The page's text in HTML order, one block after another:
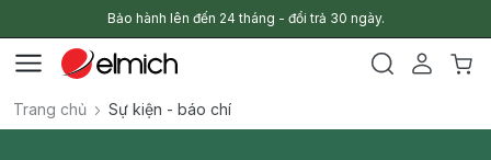
Bảo hành lên đến 24 tháng - đổi trả 30 ngày.
Trang chủ Sự kiện - báo chí